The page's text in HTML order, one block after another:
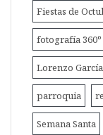
Fiestas de
fotografía 360º
Lorenzo García
parroquia
Semana Santa